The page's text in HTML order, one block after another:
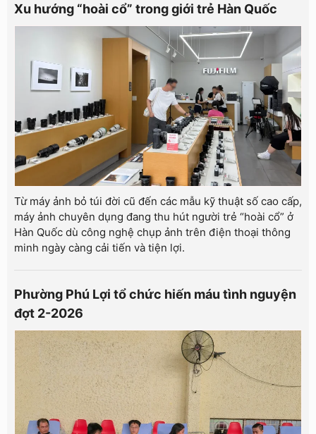
Xu hướng “hoài cổ” trong giới trẻ Hàn Quốc
Từ máy ảnh bỏ túi đời cũ đến các mẫu kỹ thuật số cao cấp,
máy ảnh chuyên dụng đang thu hút người trẻ “hoài cổ” ở
Hàn Quốc dù công nghệ chụp ảnh trên điện thoại thông
minh ngày càng cải tiến và tiện lợi.
Phường Phú Lợi tổ chức hiến máu tình nguyện
đợt 2-2026